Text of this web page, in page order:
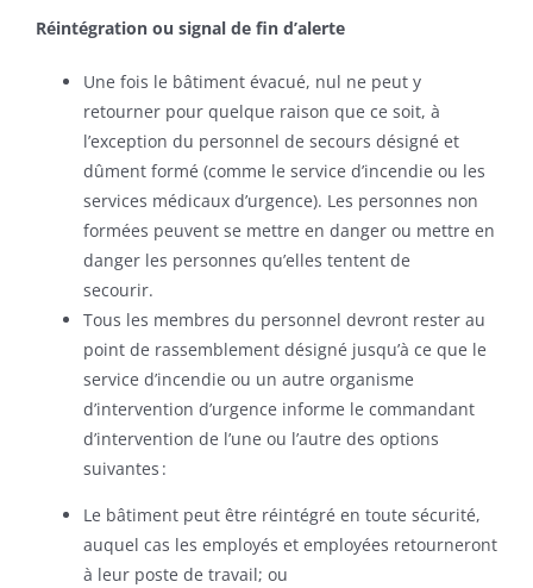
Réintégration ou signal de fin d’alerte
Une fois le bâtiment évacué, nul ne peut y
retourner pour quelque raison que ce soit, à
l’exception du personnel de secours désigné et
dûment formé (comme le service d’incendie ou les
services médicaux d’urgence). Les personnes non
formées peuvent se mettre en danger ou mettre en
danger les personnes qu’elles tentent de
secourir.
Tous les membres du personnel devront rester au
point de rassemblement désigné jusqu’à ce que le
service d’incendie ou un autre organisme
d’intervention d’urgence informe le commandant
d’intervention de l’une ou l’autre des options
suivantes :
Le bâtiment peut être réintégré en toute sécurité,
auquel cas les employés et employées retourneront
à leur poste de travail; ou